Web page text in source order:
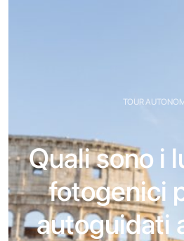
TOUR
Quali sono i
fotogenici
autoguidati